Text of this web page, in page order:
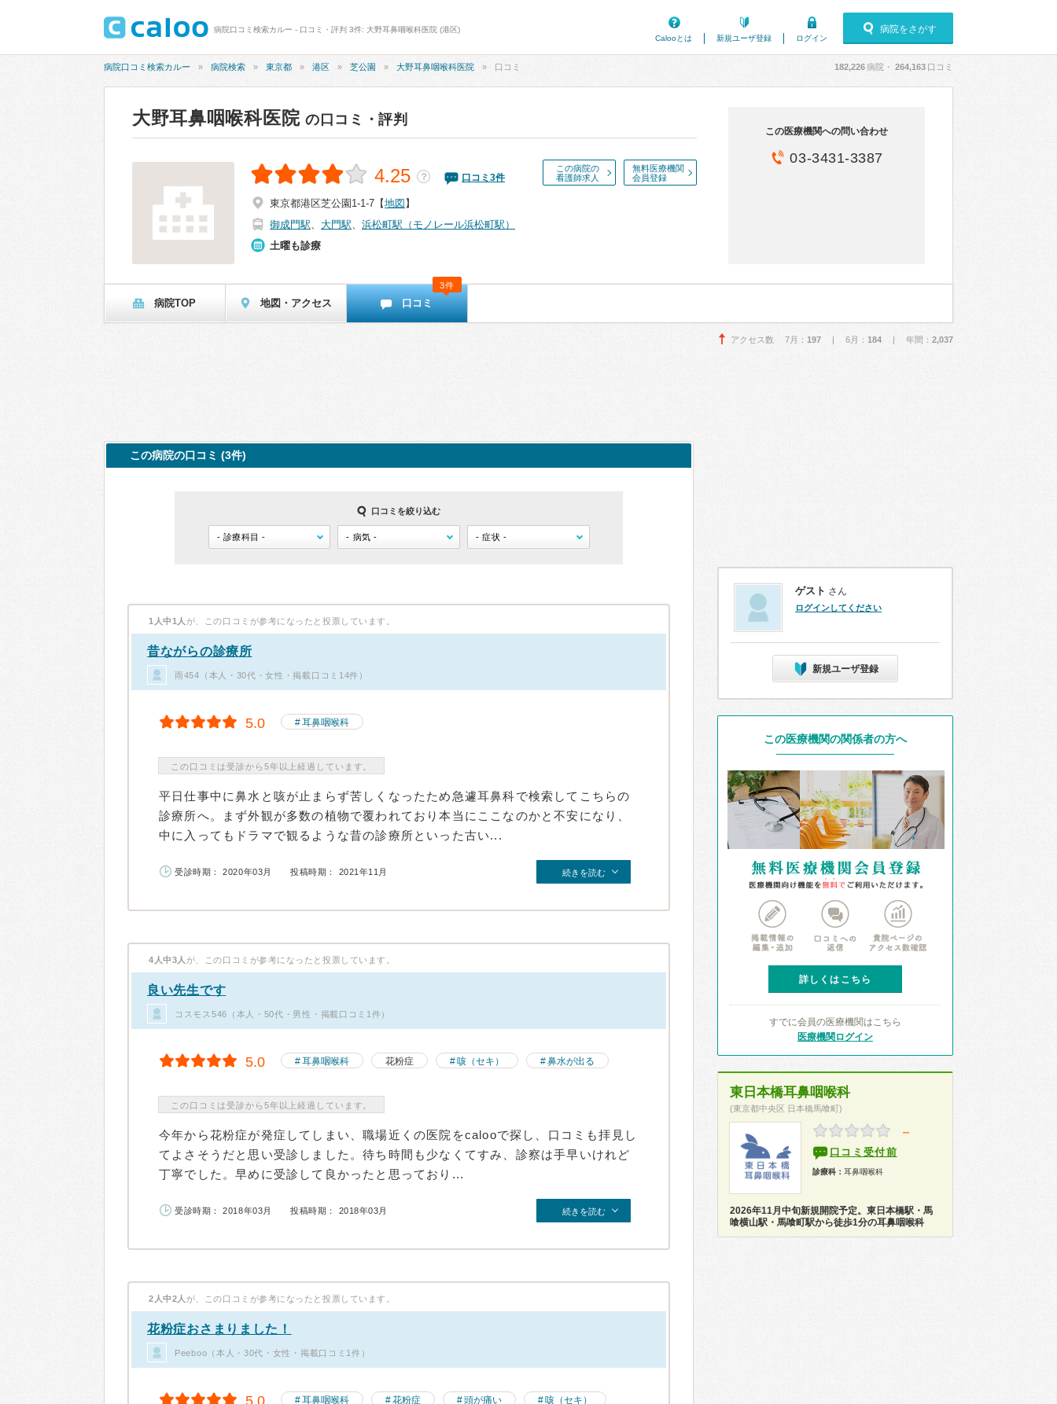
病院口コミ検索カルー - 口コミ・評判 3件: 大野耳鼻咽喉科医院 (港区)
Calooとは
新規ユーザ登録 ログイン
病院をさがす
病院口コミ検索カルー 病院検索 東京都 港区 芝公園 大野耳鼻咽喉科医院 口コミ 182,226病院・ 264,163 口コミ
大野耳鼻咽喉科医院 の口コミ・評判
この病院の
看護師求人
無料医療機関
会員登録
4.25 ？ 口コミ 3件
東京都港区芝公園1-1-7 【地図 】
御成門駅、 大門駅、 浜松町駅（モノレール浜松町駅）
土曜も診療
この医療機関への問い合わせ
03-3431-3387
病院TOP 地図・アクセス 口コミ
3件
アクセス数 7月： 197 | 6月： 184 | 年間： 2,037
この病院の口コミ (3件)
口コミを絞り込む
1人中1人 が、この口コミが参考になったと投票しています。
昔ながらの診療所
雨454（本人・30代・女性・掲載口コミ14件）
5.0 耳鼻咽喉科
この口コミは受診から5年以上経過しています。
平日仕事中に鼻水と咳が止まらず苦しくなったため急遽耳鼻科で検索してこちらの
診療所へ。まず外観が多数の植物で覆われており本当にここなのかと不安になり、
中に入ってもドラマで観るような昔の診療所といった古い...
受診時期： 2020年03月 投稿時期： 2021年11月 続きを読む
4人中3人 が、この口コミが参考になったと投票しています。
良い先生です
コスモス546（本人・50代・男性・掲載口コミ1件）
5.0 耳鼻咽喉科 花粉症 咳（セキ） 鼻水が出る
この口コミは受診から5年以上経過しています。
今年から花粉症が発症してしまい、職場近くの医院をcalooで探し、口コミも拝見し
てよさそうだと思い受診しました。待ち時間も少なくてすみ、診察は手早いけれど
丁寧でした。早めに受診して良かったと思っており...
受診時期： 2018年03月 投稿時期： 2018年03月 続きを読む
2人中2人 が、この口コミが参考になったと投票しています。
花粉症おさまりました！
Peeboo（本人・30代・女性・掲載口コミ1件）
5.0 耳鼻咽喉科 花粉症 頭が痛い
咳（セキ）
ゲスト さん
ログインしてください
新規ユーザ登録
この医療機関の関係者の方へ
詳しくはこちら
すでに会員の医療機関はこちら
医療機関ログイン
東日本橋耳鼻咽喉科
(東京都中央区 日本橋馬喰町)
－
口コミ受付前
診療科： 耳鼻咽喉科
2026年11月中旬新規開院予定。東日本橋駅・馬
喰横山駅・馬喰町駅から徒歩1分の耳鼻咽喉科